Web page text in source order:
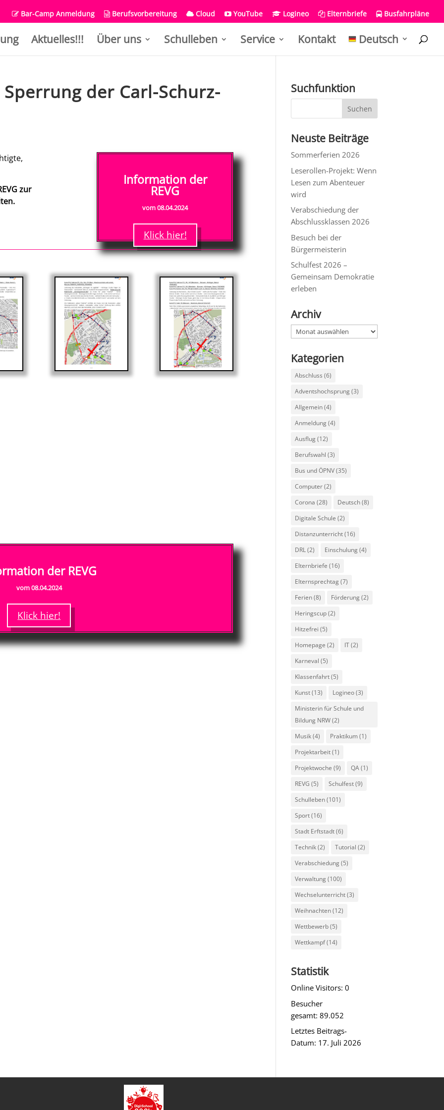
Bar-Camp Anmeldung Berufsvorbereitung Cloud YouTube Logineo Elternbriefe Busfahrpläne
Aktuelles!!! Über uns Schulleben Service Kontakt Deutsch
der Carl-Schurz-
zur
Information der
REVG
vom 08.04.2024
Klick hier!
der REVG
vom 08.04.2024
Klick hier!
Suchfunktion
Neuste Beiträge
Sommerferien 2026
Leserollen-Projekt: Wenn
Lesen zum Abenteuer
wird
Verabschiedung der
Abschlussklassen 2026
Besuch bei der
Bürgermeisterin
Schulfest 2026 –
Gemeinsam Demokratie
erleben
Archiv
Archiv
Kategorien
Abschluss (6)
Adventshochsprung(3)
Allgemein(4)
Anmeldung(4)
Ausflug(12)
Berufswahl (3)
Bus und ÖPNV(35)
Computer(2)
Corona (28) Deutsch(8)
Digitale Schule (2)
Distanzunterricht(16)
DRL(2) Einschulung(4)
Elternbriefe (16)
Elternsprechtag(7)
Ferien(8) Förderung(2)
Heringscup(2)
Hitzefrei (5)
Homepage (2) IT(2)
Karneval (5)
Klassenfahrt(5)
Kunst(13) Logineo(3)
Ministerin für Schule und
Bildung NRW(2)
Musik(4) Praktikum (1)
Projektarbeit(1)
Projektwoche (9) QA(1)
REVG (5) Schulfest(9)
Schulleben(101)
Sport(16)
Stadt Erftstadt(6)
Technik(2) Tutorial (2)
Verabschiedung(5)
Verwaltung(100)
Wechselunterricht(3)
Weihnachten(12)
Wettbewerb(5)
Wettkampf(14)
Statistik
Online Visitors:0
Besucher
gesamt:89.052
Letztes Beitrags-
Datum: 17. Juli 2026